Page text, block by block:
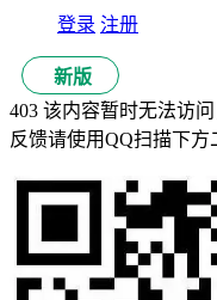
登录 注册
新版
403 该内容暂时无法访问
反馈请使用QQ扫描下方